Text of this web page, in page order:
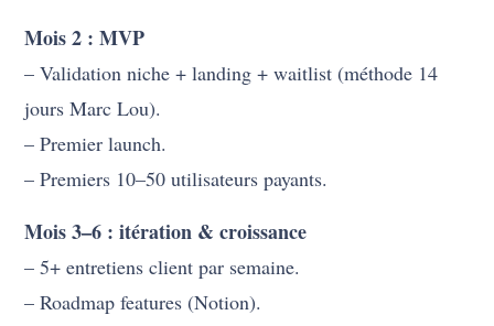
Mois 2 : MVP
– Validation niche + landing + waitlist (méthode 14
jours Marc Lou).
– Premier launch.
– Premiers 10–50 utilisateurs payants.
Mois 3–6 : itération & croissance
– 5+ entretiens client par semaine.
– Roadmap features (Notion).